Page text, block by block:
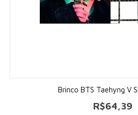
Brinco BTS Taehyng V
R$64,39